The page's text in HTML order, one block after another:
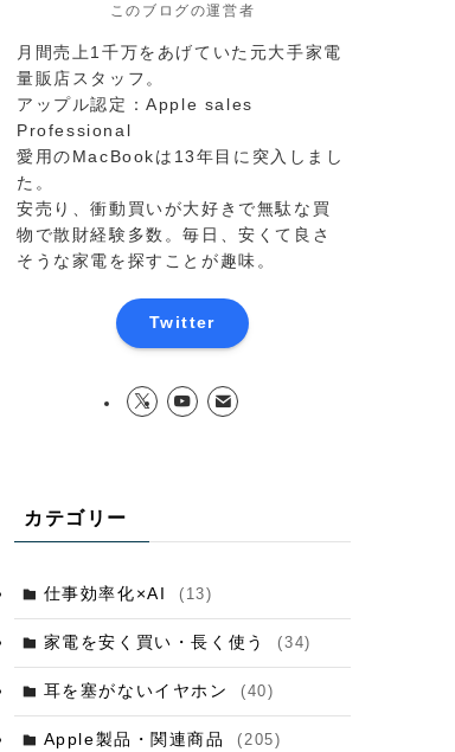
このブログの運営者
月間売上1千万をあげていた元大手家電
量販店スタッフ。
アップル認定：Apple sales
Professional
愛用のMacBookは13年目に突入しまし
た。
安売り、衝動買いが大好きで無駄な買
物で散財経験多数。毎日、安くて良さ
そうな家電を探すことが趣味。
Twitter
カテゴリー
仕事効率化×AI (13)
家電を安く買い・長く使う (34)
耳を塞がないイヤホン (40)
Apple製品・関連商品 (205)